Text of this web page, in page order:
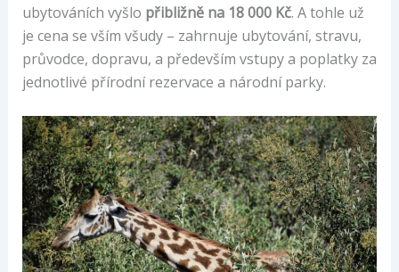
ubytováních vyšlo přibližně na 18 000 Kč. A tohle už
je cena se vším všudy – zahrnuje ubytování, stravu,
průvodce, dopravu, a především vstupy a poplatky za
jednotlivé přírodní rezervace a národní parky.